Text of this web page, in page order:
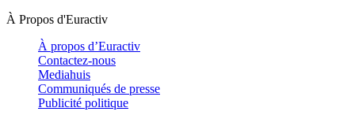
À Propos d'Euractiv
À propos d’Euractiv
Contactez-nous
Mediahuis
Communiqués de presse
Publicité politique